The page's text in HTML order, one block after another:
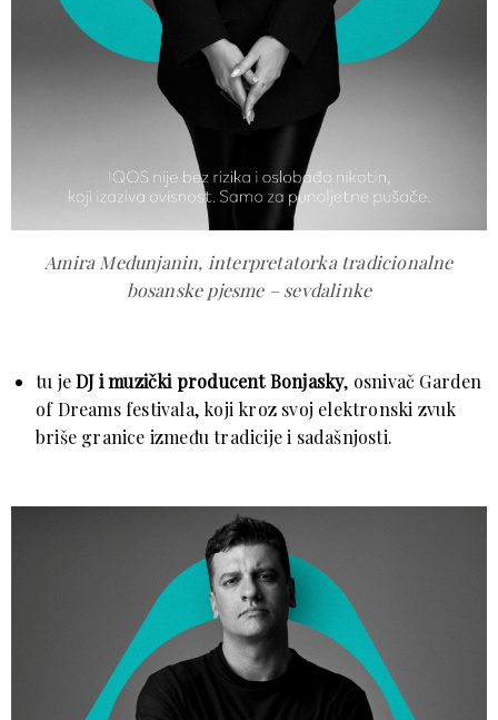
Amira Medunjanin, interpretatorka tradicionalne
bosanske pjesme – sevdalinke
tu jeDJ i muzički producent Bonjasky, osnivač Garden
of Dreams festivala, koji kroz svoj elektronski zvuk
briše granice između tradicije i sadašnjosti.